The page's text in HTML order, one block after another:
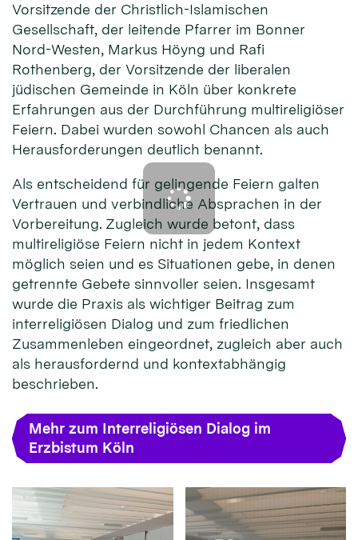
Vorsitzende der Christlich-Islamischen
Gesellschaft, der leitende Pfarrer im Bonner
Nord-Westen, Markus Höyng und Rafi
Rothenberg, der Vorsitzende der liberalen
jüdischen Gemeinde in Köln über konkrete
Erfahrungen aus der Durchführung multireligiöser
Feiern. Dabei wurden sowohl Chancen als auch
Herausforderungen deutlich benannt.
Als entscheidend für gelingende Feiern galten
Vertrauen und verbindliche Absprachen in der
Vorbereitung. Zugleich wurde betont, dass
multireligiöse Feiern nicht in jedem Kontext
möglich seien und es Situationen gebe, in denen
getrennte Gebete sinnvoller seien. Insgesamt
wurde die Praxis als wichtiger Beitrag zum
interreligiösen Dialog und zum friedlichen
Zusammenleben eingeordnet, zugleich aber auch
als herausfordernd und kontextabhängig
beschrieben.
Mehr zum Interreligiösen Dialog im
Erzbistum Köln